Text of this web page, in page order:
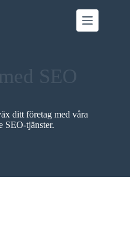
ditt företag med våra
SEO-tjänster.